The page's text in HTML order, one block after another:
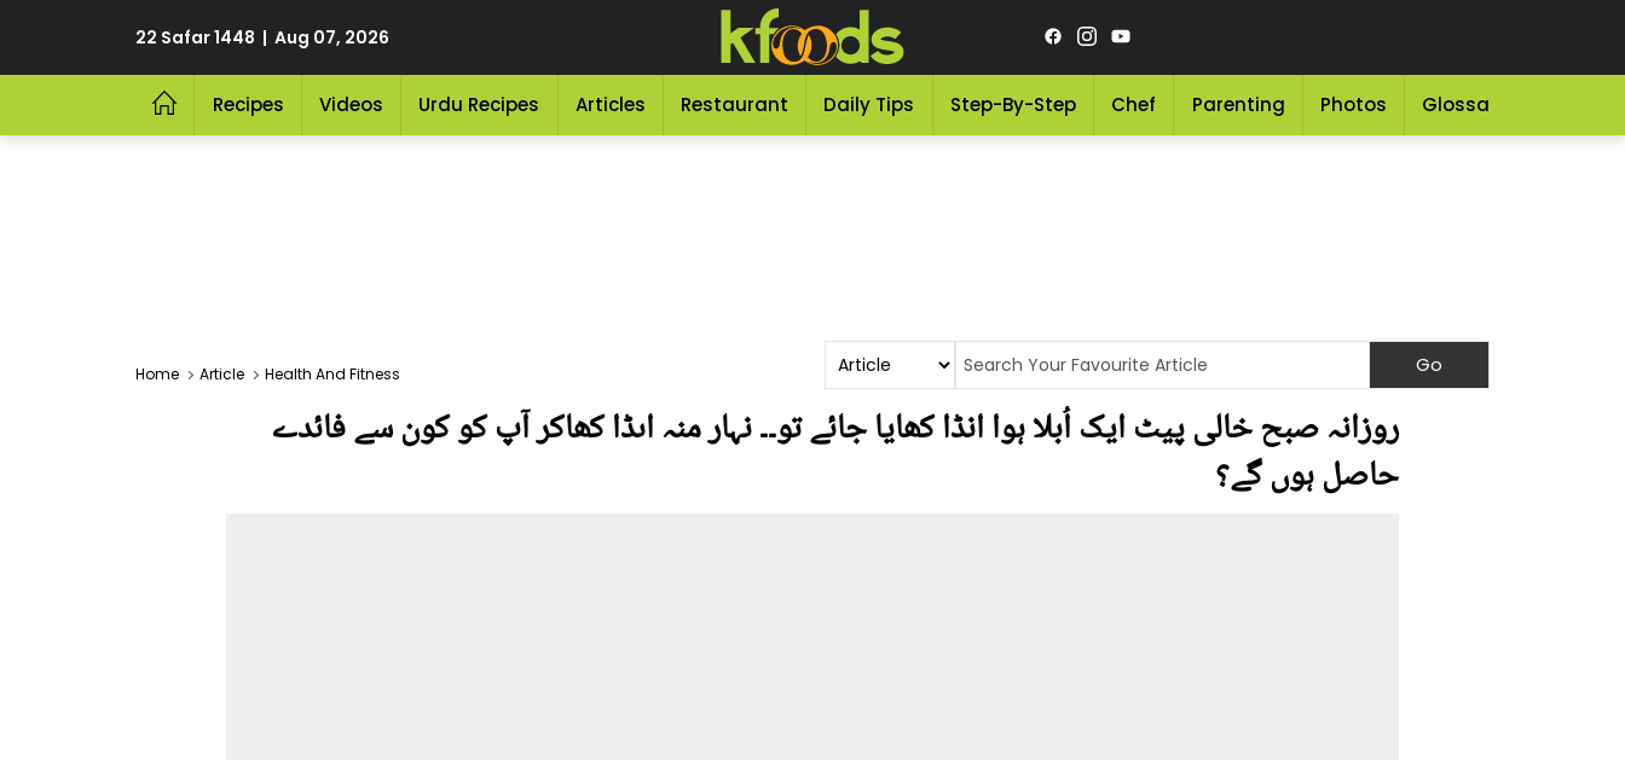
22 Safar 1448 | Aug 07, 2026
Recipes Videos Urdu Recipes Articles Restaurant Daily Tips Step-By-Step Chef Parenting Photos Glossary
Home Article Health And Fitness
روزانہ صبح خالی پیٹ ایک اُبلا ہوا انڈا کھایا جائے تو۔۔ نہار منہ اںڈا کھاکر آپ کو کون سے فائدے
حاصل ہوں گے؟